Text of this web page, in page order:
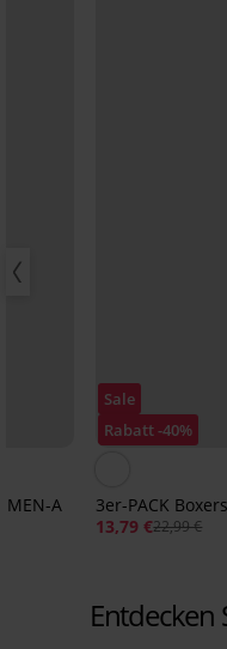
MEN-A
Sale
Rabatt -40%
3er-PACK
13,79 €22,99 €
Entdecken